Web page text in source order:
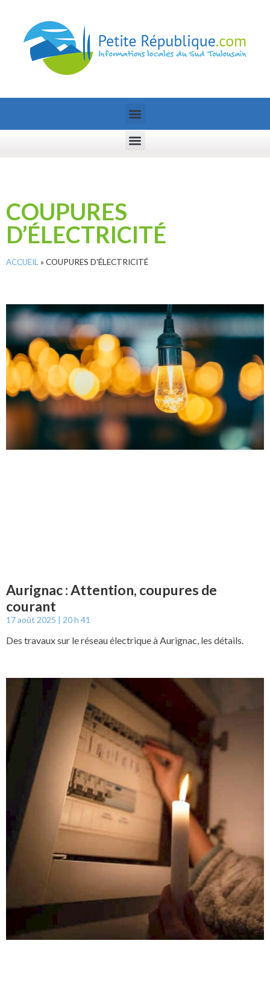
COUPURES
D’ÉLECTRICITÉ
ACCUEIL » COUPURES D'ÉLECTRICITÉ
Aurignac : Attention, coupures de
courant
17 août 2025 20 h 41
Des travaux sur le réseau électrique à Aurignac, les détails.